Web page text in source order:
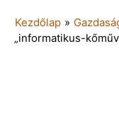
Kezdőlap »
„informatikus-